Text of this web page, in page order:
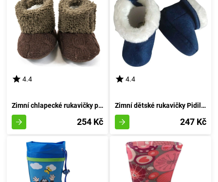
4.4
Zimní chlapecké rukavičky pro miminka, Pidilidi, PD0562-18, hnědé barvy - velikost 74/80 | 9-12 měsíců
254 Kč
4.4
Zimní dětské rukavičky Pidilidi, PD0556-04, azurová - velikost 68/74 | pro věk 6-9 měsíců
247 Kč